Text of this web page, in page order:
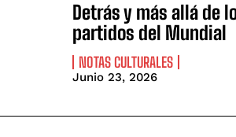
Detrás y más allá de
partidos del Mundial
NOTAS CULTURALES
Junio 23, 2026